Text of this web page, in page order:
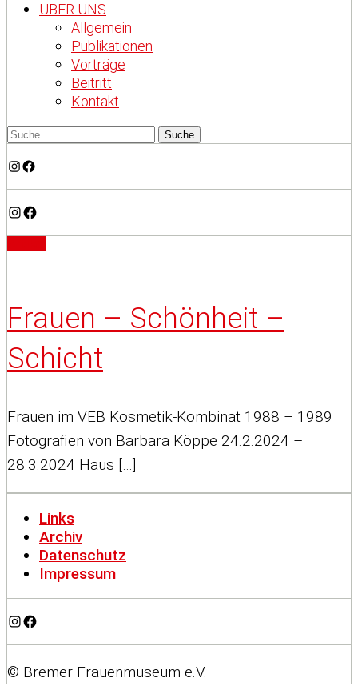
ÜBER UNS
Allgemein
Publikationen
Vorträge
Beitritt
Kontakt
Instagram
Facebook
Instagram
Facebook
Frauen – Schönheit –
Schicht
Frauen im VEB Kosmetik-Kombinat 1988 – 1989
Fotografien von Barbara Köppe 24.2.2024 –
28.3.2024 Haus […]
Links
Archiv
Datenschutz
Impressum
Instagram
Facebook
© Bremer Frauenmuseum e.V.